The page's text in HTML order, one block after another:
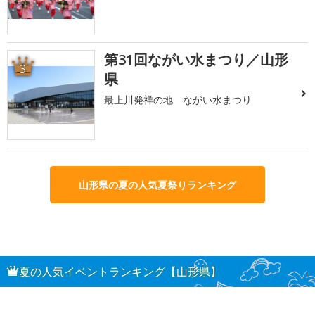
3
第31回ながい水まつり／山形
県
最上川発祥の地 ながい水まつり
山形県の夏の人気夏祭りランキング
夏の人気イベントランキング【山形県】